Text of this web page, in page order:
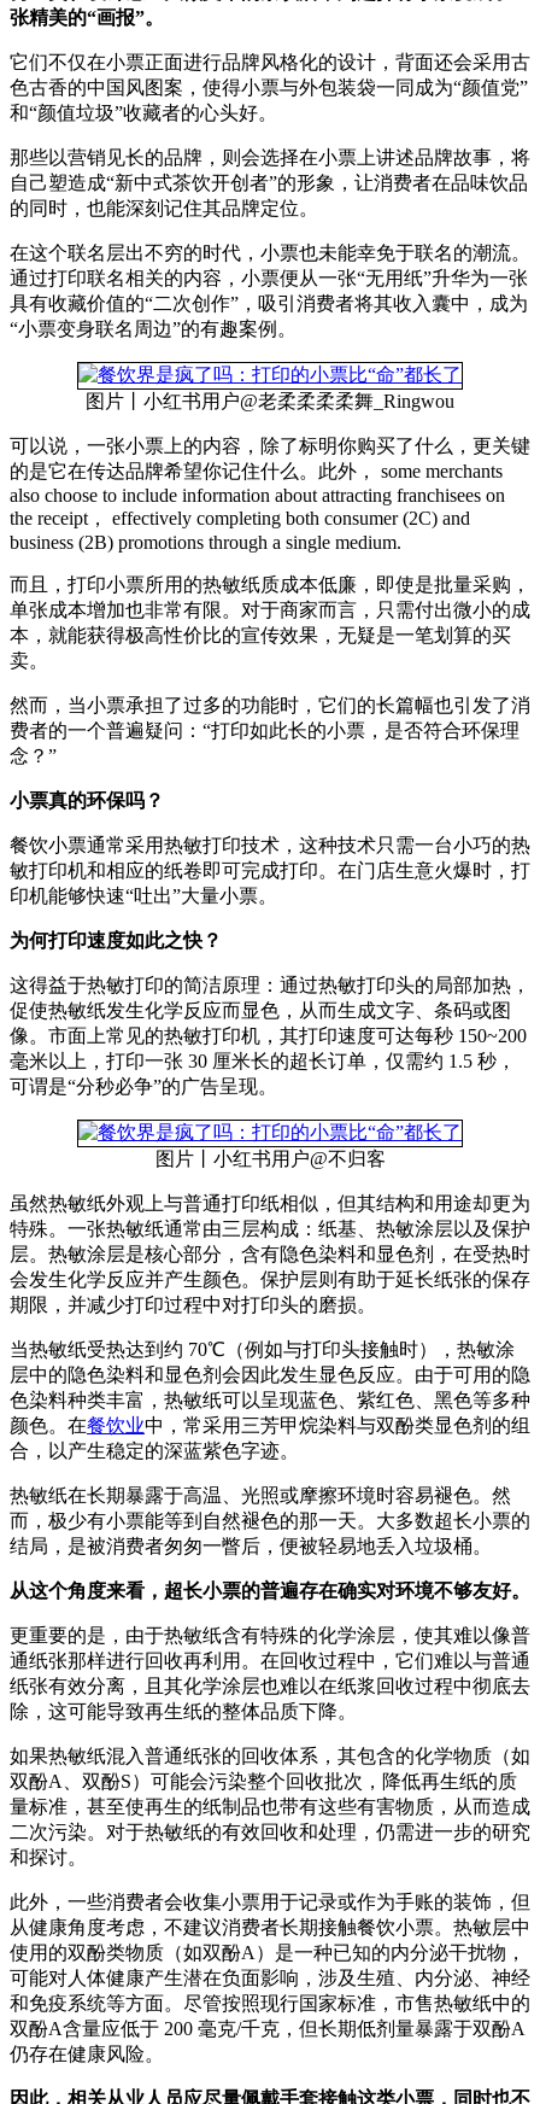
张精美的“画报”。
它们不仅在小票正面进行品牌风格化的设计，背面还会采用古
色古香的中国风图案，使得小票与外包装袋一同成为“颜值党”
和“颜值垃圾”收藏者的心头好。
那些以营销见长的品牌，则会选择在小票上讲述品牌故事，将
自己塑造成“新中式茶饮开创者”的形象，让消费者在品味饮品
的同时，也能深刻记住其品牌定位。
在这个联名层出不穷的时代，小票也未能幸免于联名的潮流。
通过打印联名相关的内容，小票便从一张“无用纸”升华为一张
具有收藏价值的“二次创作”，吸引消费者将其收入囊中，成为
“小票变身联名周边”的有趣案例。
图片丨小红书用户@老柔柔柔柔舞_Ringwou
可以说，一张小票上的内容，除了标明你购买了什么，更关键
的是它在传达品牌希望你记住什么。此外， some merchants
also choose to include information about attracting franchisees on
the receipt， effectively completing both consumer (2C) and
business (2B) promotions through a single medium.
而且，打印小票所用的热敏纸质成本低廉，即使是批量采购，
单张成本增加也非常有限。对于商家而言，只需付出微小的成
本，就能获得极高性价比的宣传效果，无疑是一笔划算的买
卖。
然而，当小票承担了过多的功能时，它们的长篇幅也引发了消
费者的一个普遍疑问：“打印如此长的小票，是否符合环保理
念？”
小票真的环保吗？
餐饮小票通常采用热敏打印技术，这种技术只需一台小巧的热
敏打印机和相应的纸卷即可完成打印。在门店生意火爆时，打
印机能够快速“吐出”大量小票。
为何打印速度如此之快？
这得益于热敏打印的简洁原理：通过热敏打印头的局部加热，
促使热敏纸发生化学反应而显色，从而生成文字、条码或图
像。市面上常见的热敏打印机，其打印速度可达每秒 150~200
毫米以上，打印一张 30 厘米长的超长订单，仅需约 1.5 秒，
可谓是“分秒必争”的广告呈现。
图片丨小红书用户@不归客
虽然热敏纸外观上与普通打印纸相似，但其结构和用途却更为
特殊。一张热敏纸通常由三层构成：纸基、热敏涂层以及保护
层。热敏涂层是核心部分，含有隐色染料和显色剂，在受热时
会发生化学反应并产生颜色。保护层则有助于延长纸张的保存
期限，并减少打印过程中对打印头的磨损。
当热敏纸受热达到约 70℃（例如与打印头接触时），热敏涂
层中的隐色染料和显色剂会因此发生显色反应。由于可用的隐
色染料种类丰富，热敏纸可以呈现蓝色、紫红色、黑色等多种
颜色。在餐饮业中，常采用三芳甲烷染料与双酚类显色剂的组
合，以产生稳定的深蓝紫色字迹。
热敏纸在长期暴露于高温、光照或摩擦环境时容易褪色。然
而，极少有小票能等到自然褪色的那一天。大多数超长小票的
结局，是被消费者匆匆一瞥后，便被轻易地丢入垃圾桶。
从这个角度来看，超长小票的普遍存在确实对环境不够友好。
更重要的是，由于热敏纸含有特殊的化学涂层，使其难以像普
通纸张那样进行回收再利用。在回收过程中，它们难以与普通
纸张有效分离，且其化学涂层也难以在纸浆回收过程中彻底去
除，这可能导致再生纸的整体品质下降。
如果热敏纸混入普通纸张的回收体系，其包含的化学物质（如
双酚A、双酚S）可能会污染整个回收批次，降低再生纸的质
量标准，甚至使再生的纸制品也带有这些有害物质，从而造成
二次污染。对于热敏纸的有效回收和处理，仍需进一步的研究
和探讨。
此外，一些消费者会收集小票用于记录或作为手账的装饰，但
从健康角度考虑，不建议消费者长期接触餐饮小票。热敏层中
使用的双酚类物质（如双酚A）是一种已知的内分泌干扰物，
可能对人体健康产生潜在负面影响，涉及生殖、内分泌、神经
和免疫系统等方面。尽管按照现行国家标准，市售热敏纸中的
双酚A含量应低于 200 毫克/千克，但长期低剂量暴露于双酚A
仍存在健康风险。
因此，相关从业人员应尽量佩戴手套接触这类小票，同时也不